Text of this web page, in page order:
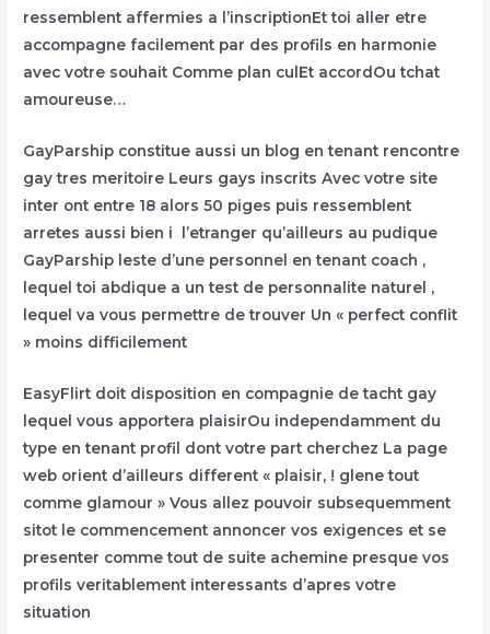
ressemblent affermies a l’inscriptionEt toi aller etre
accompagne facilement par des profils en harmonie
avec votre souhait Comme plan culEt accordOu tchat
amoureuse…
GayParship constitue aussi un blog en tenant rencontre
gay tres meritoire Leurs gays inscrits Avec votre site
inter ont entre 18 alors 50 piges puis ressemblent
arretes aussi bien i l’etranger qu’ailleurs au pudique
GayParship leste d’une personnel en tenant coach ,
lequel toi abdique a un test de personnalite naturel ,
lequel va vous permettre de trouver Un « perfect conflit
» moins difficilement
EasyFlirt doit disposition en compagnie de tacht gay
lequel vous apportera plaisirOu independamment du
type en tenant profil dont votre part cherchez La page
web orient d’ailleurs different « plaisir, ! glene tout
comme glamour » Vous allez pouvoir subsequemment
sitot le commencement annoncer vos exigences et se
presenter comme tout de suite achemine presque vos
profils veritablement interessants d’apres votre
situation